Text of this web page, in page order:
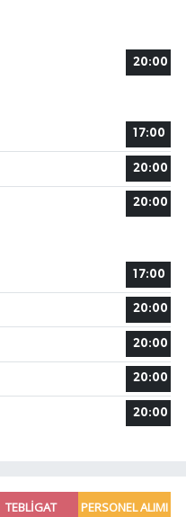
20:00
17:00
20:00
20:00
17:00
20:00
20:00
20:00
20:00